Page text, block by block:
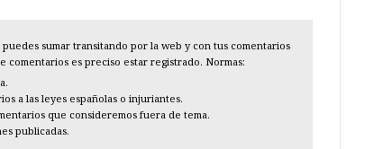
sumar transitando por la web y con tus comentarios
comentarios es preciso estar registrado. Normas:
a las leyes españolas o injuriantes.
que consideremos fuera de tema.
publicadas.